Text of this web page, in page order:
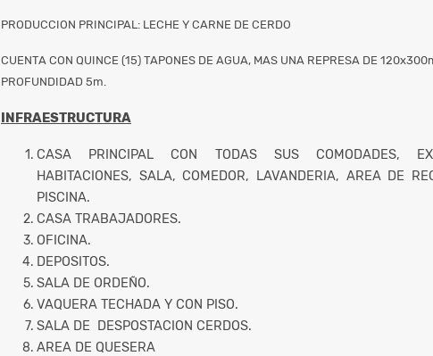
PRODUCCION PRINCIPAL: LECHE Y CARNE DE CERDO
CUENTA CON QUINCE (15) TAPONES DE AGUA, MAS UNA REPRESA DE
PROFUNDIDAD 5m.
INFRAESTRUCTURA
CASA PRINCIPAL CON TODAS SUS COMODADES,
HABITACIONES, SALA, COMEDOR, LAVANDERIA, AREA DE
PISCINA.
CASA TRABAJADORES.
OFICINA.
DEPOSITOS.
SALA DE ORDEÑO.
VAQUERA TECHADA Y CON PISO.
SALA DE DESPOSTACION CERDOS.
AREA DE QUESERA